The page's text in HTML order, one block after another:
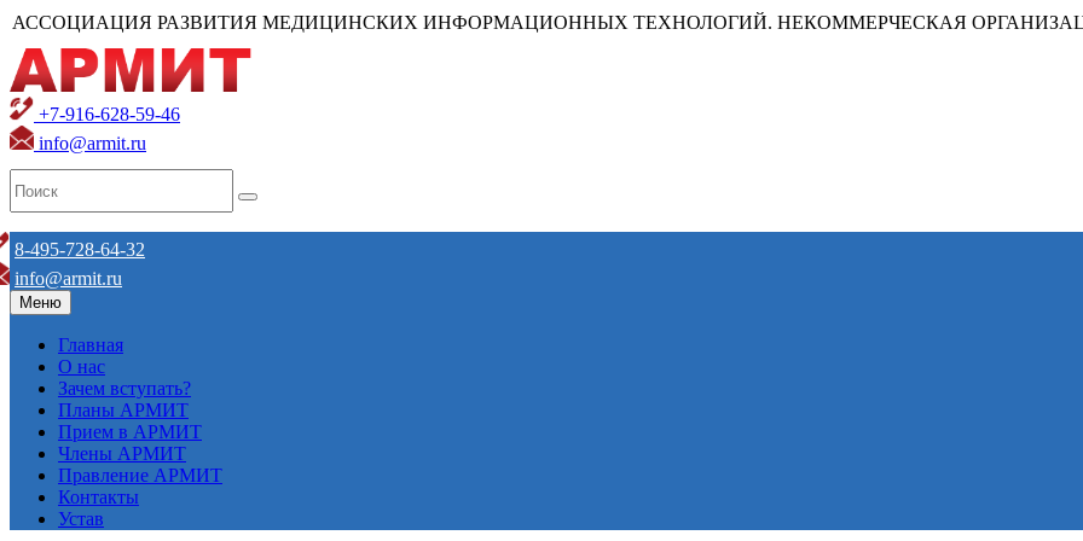
АССОЦИАЦИЯ РАЗВИТИЯ МЕДИЦИНСКИХ ИНФОРМАЦИОННЫХ ТЕХНОЛОГИЙ. НЕКОММЕРЧЕСКАЯ
+7-916-628-59-46
info@armit.ru
8-495-728-64-32
info@armit.ru
Меню
Главная
О нас
Зачем вступать?
Планы АРМИТ
Прием в АРМИТ
Члены АРМИТ
Правление АРМИТ
Контакты
Устав